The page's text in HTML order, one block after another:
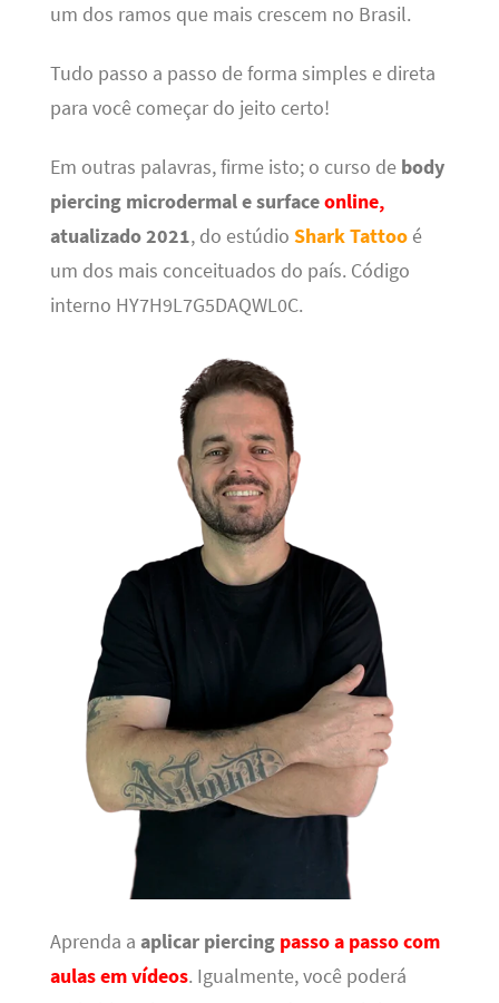
um dos ramos que mais crescem no Brasil.
Tudo passo a passo de forma simples e direta
para você começar do jeito certo!
Em outras palavras, firme isto; o curso de body
piercing microdermal e surfaceonline,
atualizado 2021, do estúdio Shark Tattooé
um dos mais conceituados do país. Código
interno HY7H9L7G5DAQWL0C.
Aprenda a aplicar piercing passo a passo com
aulas em vídeos. Igualmente, você poderá